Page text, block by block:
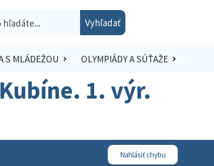
Vyhľadať
S MLÁDEŽOU OLYMPIÁDY A SÚŤAŽE
1. výr.
Nahlásiť chybu